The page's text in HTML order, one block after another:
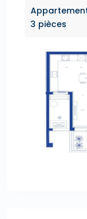
3 pièces